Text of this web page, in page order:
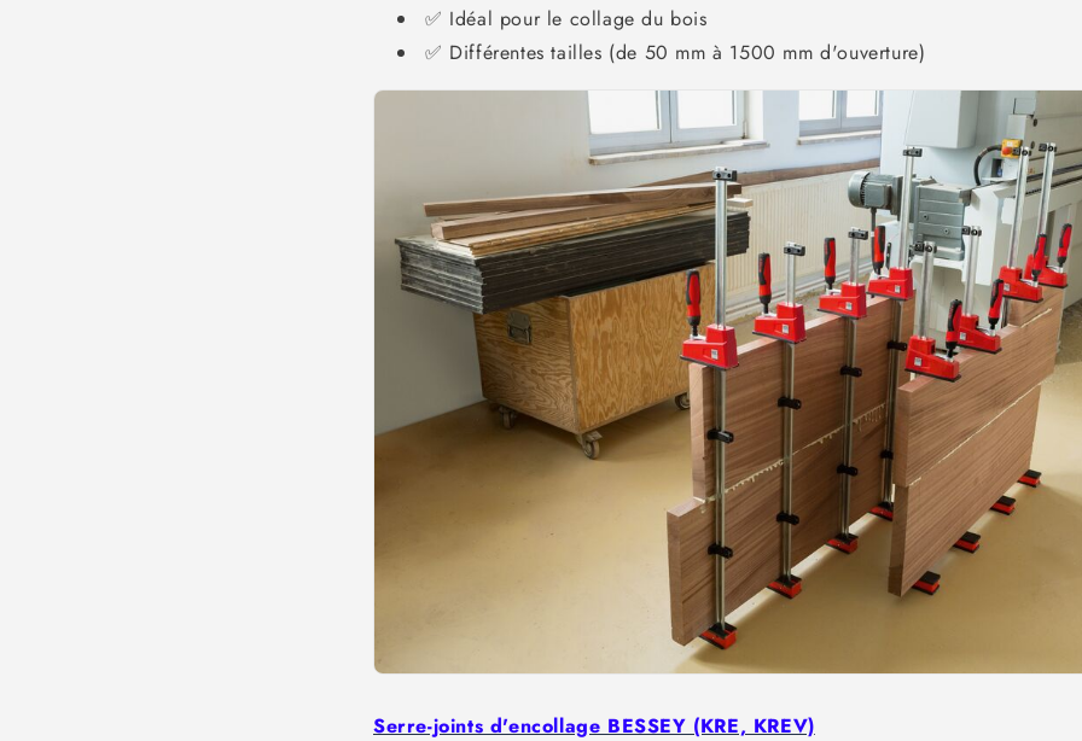
✅ Idéal pour le collage du bois
✅ Différentes tailles (de 50 mm à 1500 mm d'ouverture)
Serre-joints d'encollage BESSEY (KRE, KREV)